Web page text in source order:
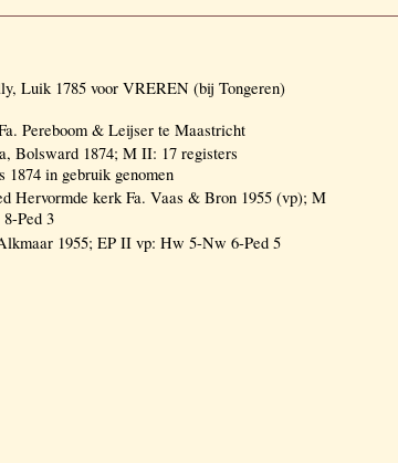
Luik 1785 voor VREREN (bij Tongeren)
Pereboom & Leijser te Maastricht
Bolsward 1874; M II: 17 registers
1874 in gebruik genomen
Hervormde kerk Fa. Vaas & Bron 1955 (vp); M
Ped 3
1955; EP II vp: Hw 5-Nw 6-Ped 5